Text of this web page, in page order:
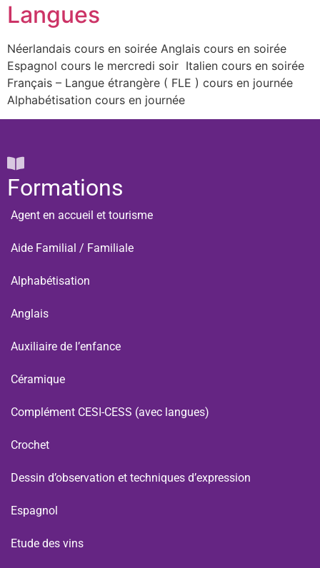
Langues
Néerlandais cours en soirée Anglais cours en soirée
Espagnol cours le mercredi soir Italien cours en soirée
Français – Langue étrangère ( FLE ) cours en journée
Alphabétisation cours en journée
Formations
Agent en accueil et tourisme
Aide Familial / Familiale
Alphabétisation
Anglais
Auxiliaire de l’enfance
Céramique
Complément CESI-CESS (avec langues)
Crochet
Dessin d’observation et techniques d’expression
Espagnol
Etude des vins